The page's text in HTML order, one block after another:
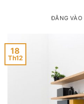
ĐĂNG VÀO
18
Th12